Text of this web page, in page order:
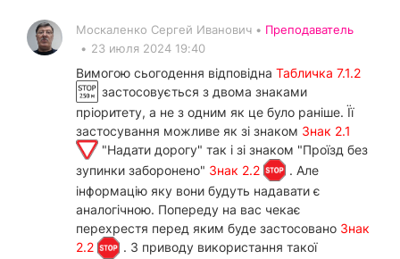
Москаленко Сергей Иванович • Преподаватель
• 23 июля 2024 19:40
Вимогою сьогодення відповідна Табличка 7.1.2
застосовується з двома знаками
пріоритету, а не з одним як це було раніше. Її
застосування можливе як зі знаком Знак 2.1
"Надати дорогу" так і зі знаком "Проїзд без
зупинки заборонено" Знак 2.2
. Але
інформацію яку вони будуть надавати є
аналогічною. Попереду на вас чекає
перехрестя перед яким буде застосовано Знак
2.2
. З приводу використання такої